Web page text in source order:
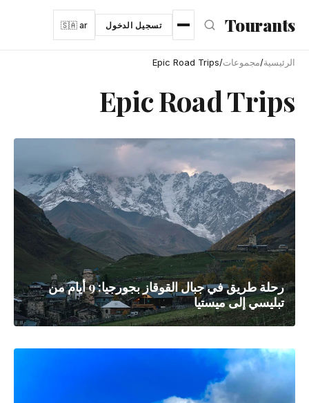
انتقل إلى المحتوى الرئيسي
Tourants تسجيل الدخول 🇸🇦 ar
الرئيسية/مجموعات/
Epic Road Trips
Epic Road Trips
رحلة طريق في جبال القوقاز بجورجيا: 9 أيام من
تبليسي إلى ميستيا